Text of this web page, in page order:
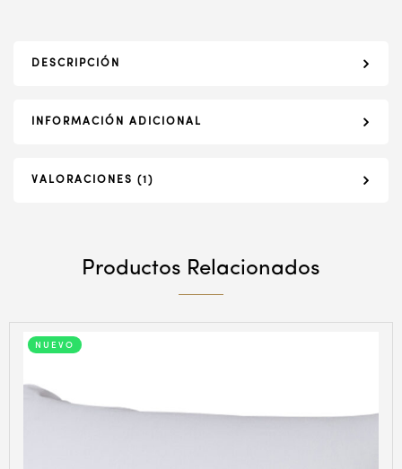
DESCRIPCIÓN
INFORMACIÓN ADICIONAL
VALORACIONES (1)
Productos Relacionados
NUEVO